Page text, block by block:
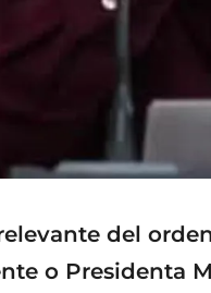
del
o Presidenta